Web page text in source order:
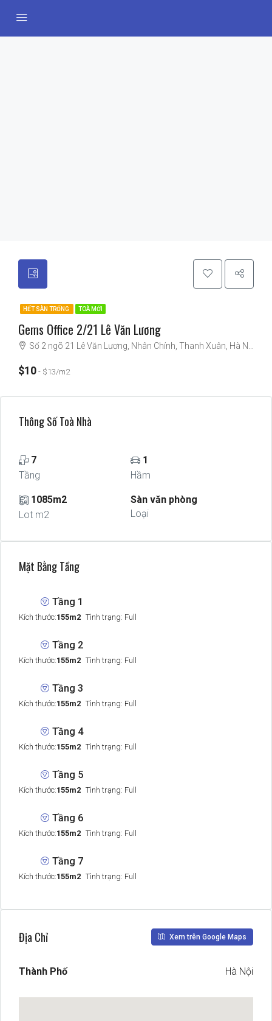
HẾT SÀN TRỐNG TOÀ MỚI
Gems Office 2/21 Lê Văn Lương
Số 2 ngõ 21 Lê Văn Lương, Nhân Chính, Thanh Xuân, Hà Nội
$10 $13/m2
Thông Số Toà Nhà
7
Tầng
1
Hầm
1085m2
Lot m2
Sàn văn phòng
Loại
Mặt Bằng Tầng
Tầng 1
Kích thước:155m2 Tình trạng: Full
Tầng 2
Kích thước:155m2 Tình trạng: Full
Tầng 3
Kích thước:155m2 Tình trạng: Full
Tầng 4
Kích thước:155m2 Tình trạng: Full
Tầng 5
Kích thước:155m2 Tình trạng: Full
Tầng 6
Kích thước:155m2 Tình trạng: Full
Tầng 7
Kích thước:155m2 Tình trạng: Full
Địa Chỉ Xem trên Google Maps
Thành Phố Hà Nội